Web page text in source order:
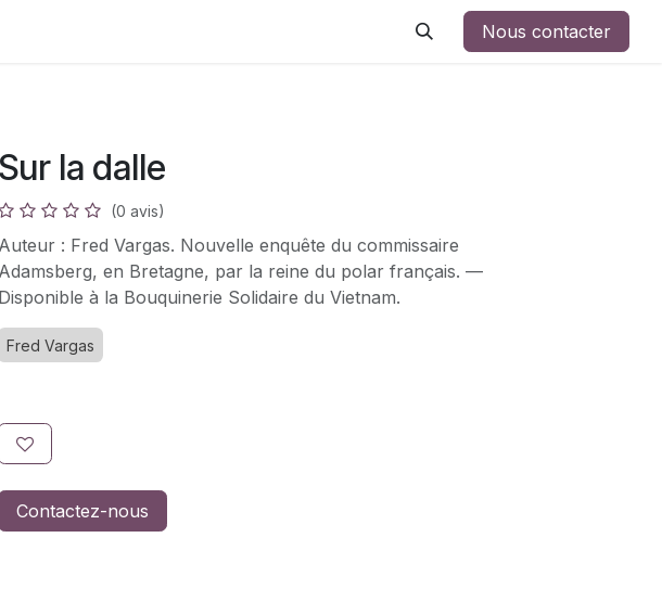
Nous contacter
Sur la dalle
(0 avis)
Auteur : Fred Vargas. Nouvelle enquête du commissaire
Adamsberg, en Bretagne, par la reine du polar français. —
Disponible à la Bouquinerie Solidaire du Vietnam.
Fred Vargas
Contactez-nous